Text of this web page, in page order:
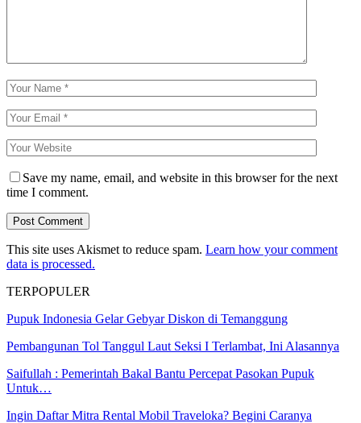
Save my name, email, and website in this browser for the next
time I comment.
This site uses Akismet to reduce spam. Learn how your comment
data is processed.
TERPOPULER
Pupuk Indonesia Gelar Gebyar Diskon di Temanggung
Pembangunan Tol Tanggul Laut Seksi I Terlambat, Ini Alasannya
Saifullah : Pemerintah Bakal Bantu Percepat Pasokan Pupuk
Untuk…
Ingin Daftar Mitra Rental Mobil Traveloka? Begini Caranya